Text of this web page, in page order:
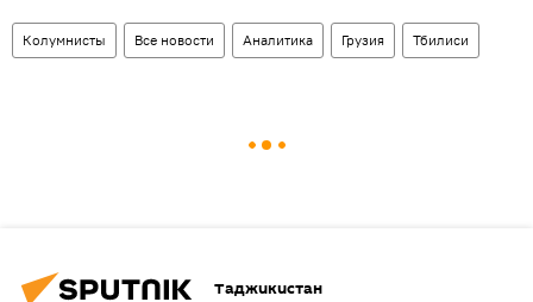
Колумнисты Все новости Аналитика Грузия Тбилиси
Таджикистан